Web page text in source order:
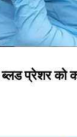
प्रेशर को